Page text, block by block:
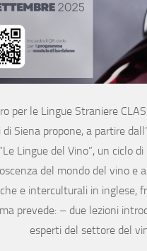
per le Lingue Straniere
di Siena propone, a partire
Lingue del Vino”, un ciclo
del mondo del vino e
e interculturali in inglese,
prevede: – due lezioni
esperti del settore del